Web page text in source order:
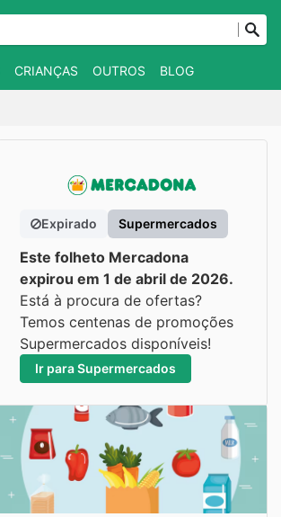
CRIANÇAS OUTROS BLOG
Expirado Supermercados
Este folheto Mercadona
expirou em 1 de abril de 2026.
Está à procura de ofertas?
Temos centenas de promoções
Supermercados disponíveis!
Ir para Supermercados